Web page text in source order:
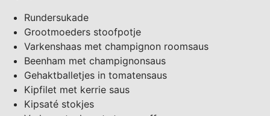
Rundersukade
Grootmoeders stoofpotje
Varkenshaas met champignon roomsaus
Beenham met champignonsaus
Gehaktballetjes in tomatensaus
Kipfilet met kerrie saus
Kipsaté stokjes